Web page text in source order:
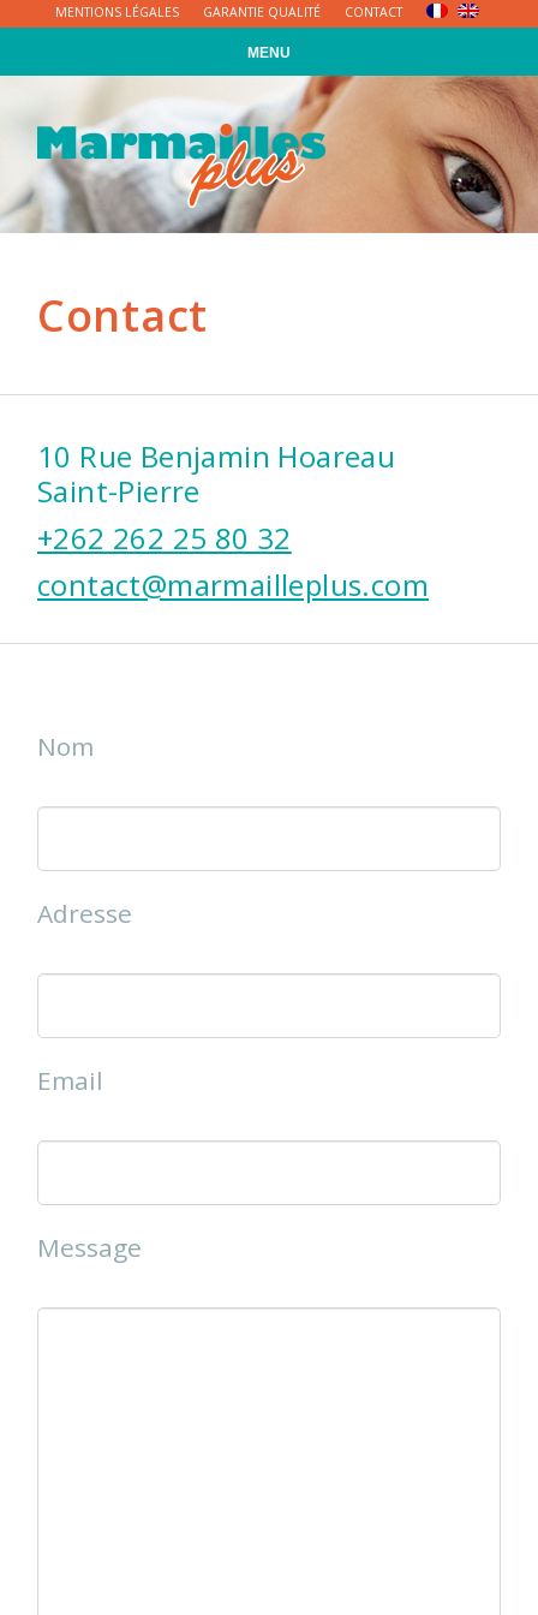
content
MENTIONS LÉGALES GARANTIE QUALITÉ CONTACT
MENU
Contact
10 Rue Benjamin Hoareau
Saint-Pierre
+262 262 25 80 32
contact@marmailleplus.com
Nom
Adresse
Email
Message